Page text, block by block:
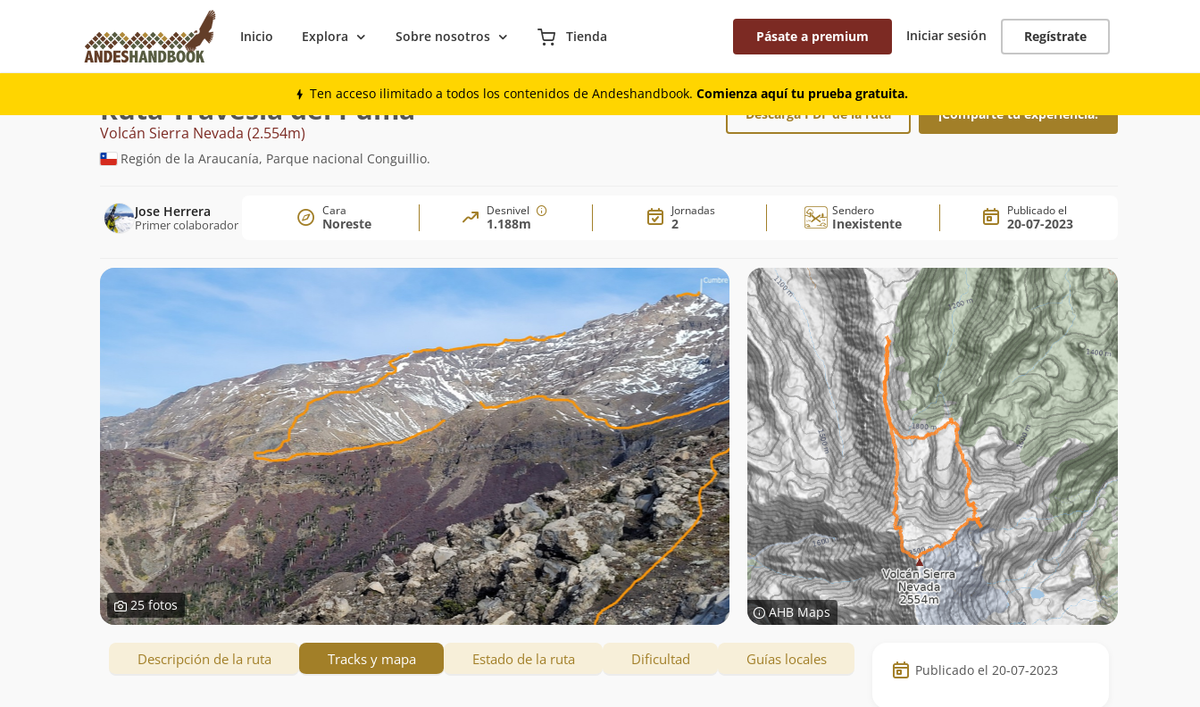
Inicio Explora Sobre nosotros Tienda Pásate a premium Iniciar sesión Regístrate
Ten acceso ilimitado a todos los contenidos de Andeshandbook. Comienza aquí tu prueba gratuita.
Montaña
Ruta Travesía del Puma
Volcán Sierra Nevada (2.554m)
Región de la Araucanía, Parque nacional Conguillio.
Descarga PDF de la ruta ¡Comparte tu experiencia!
Jose Herrera
Primer colaborador
Cara
Noreste
Desnivel
1.188m
Jornadas
2
Sendero
Inexistente
Publicado el
20-07-2023
25 fotos AHB Maps
Datos
de
Publicado el 20-07-2023
Descripción de la ruta Tracks y mapa Estado de la ruta Dificultad Guías locales